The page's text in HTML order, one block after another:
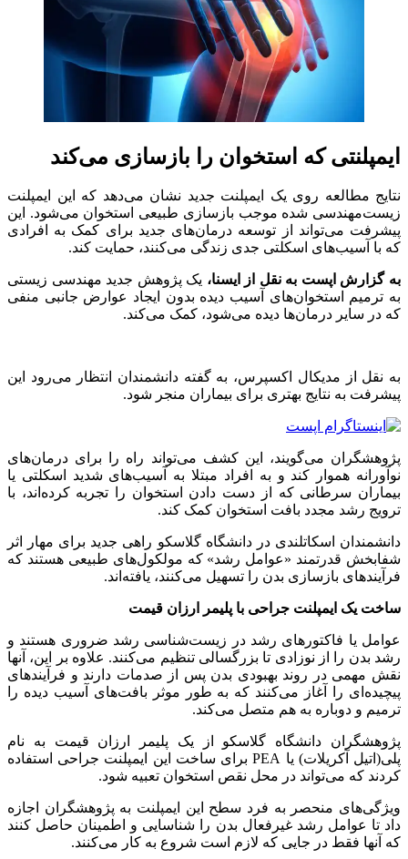
ایمپلنتی که استخوان را بازسازی می‌کند
نتایج مطالعه روی یک ایمپلنت جدید نشان می‌دهد که این ایمپلنت
زیست‌مهندسی شده موجب بازسازی طبیعی استخوان می‌شود. این
پیشرفت می‌تواند از توسعه درمان‌های جدید برای کمک به افرادی
که با آسیب‌های اسکلتی جدی زندگی می‌کنند، حمایت کند.
به گزارش اپست به نقل از ایسنا، یک پژوهش جدید مهندسی زیستی
به ترمیم استخوان‌های آسیب دیده بدون ایجاد عوارض جانبی منفی
که در سایر درمان‌ها دیده می‌شود، کمک می‌کند.
به نقل از مدیکال اکسپرس، به گفته دانشمندان انتظار می‌رود این
پیشرفت به نتایج بهتری برای بیماران منجر شود.
پژوهشگران می‌گویند، این کشف می‌تواند راه را برای درمان‌های
نوآورانه هموار کند و به افراد مبتلا به آسیب‌های شدید اسکلتی یا
بیماران سرطانی که از دست دادن استخوان را تجربه کرده‌اند، با
ترویج رشد مجدد بافت استخوان کمک کند.
دانشمندان اسکاتلندی در دانشگاه گلاسکو راهی جدید برای مهار اثر
شفابخش قدرتمند «عوامل رشد» که مولکول‌های طبیعی هستند که
فرآیندهای بازسازی بدن را تسهیل می‌کنند، یافته‌اند.
ساخت یک ایمپلنت جراحی با پلیمر ارزان قیمت
عوامل یا فاکتورهای رشد در زیست‌شناسی رشد ضروری هستند و
رشد بدن را از نوزادی تا بزرگسالی تنظیم می‌کنند. علاوه بر این، آنها
نقش مهمی در روند بهبودی بدن پس از صدمات دارند و فرآیندهای
پیچیده‌ای را آغاز می‌کنند که به طور موثر بافت‌های آسیب دیده را
ترمیم و دوباره به هم متصل می‌کند.
پژوهشگران دانشگاه گلاسکو از یک پلیمر ارزان قیمت به نام
پلی(اتیل آکریلات) یا PEA برای ساخت این ایمپلنت جراحی استفاده
کردند که می‌تواند در محل نقص استخوان تعبیه شود.
ویژگی‌های منحصر به‌ فرد سطح این ایمپلنت به پژوهشگران اجازه
داد تا عوامل رشد غیرفعال بدن را شناسایی و اطمینان حاصل کنند
که آنها فقط در جایی که لازم است شروع به کار می‌کنند.